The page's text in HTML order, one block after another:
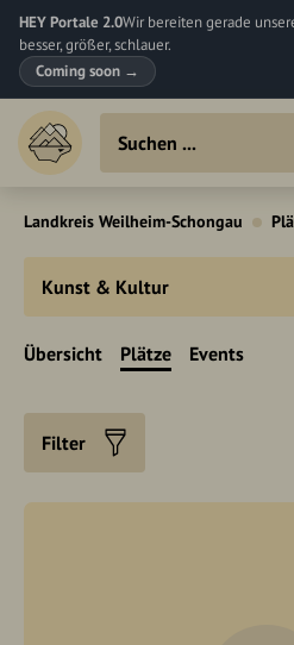
HEY Portale 2.0Wir bereiten gerade
besser, größer, schlauer.
Coming soon →
Landkreis Weilheim-Schongau
Kunst & Kultur
Übersicht Plätze Events
Filter